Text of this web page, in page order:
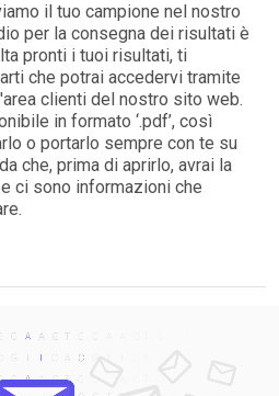
il tuo campione nel nostro
per la consegna dei risultati è
pronti i tuoi risultati, ti
che potrai accedervi tramite
clienti del nostro sito web.
in formato ‘.pdf’, così
o portarlo sempre con te su
che, prima di aprirlo, avrai la
ci sono informazioni che